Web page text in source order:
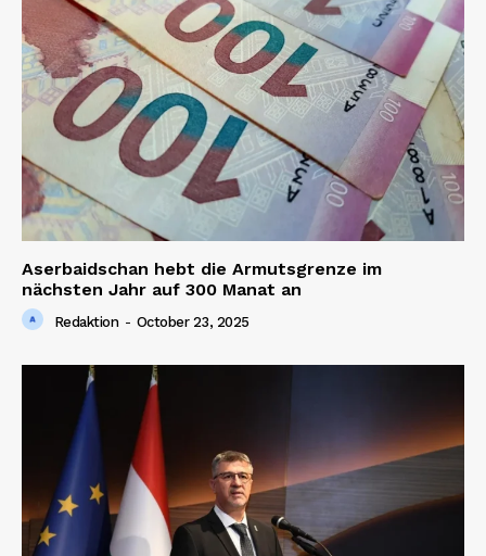
Aserbaidschan hebt die Armutsgrenze im
nächsten Jahr auf 300 Manat an
Redaktion - October 23, 2025